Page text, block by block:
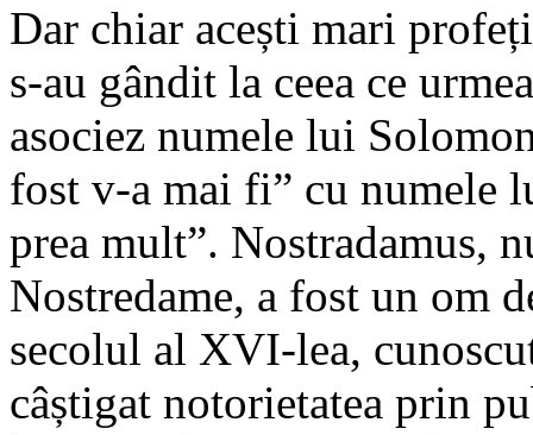
Dar chiar acești mari
s-au gândit la ceea ce
asociez numele lui
fost v-a mai fi” cu numele
prea mult”. Nostradamus,
Nostredame, a fost un om
secolul al XVI-lea,
câștigat notorietatea prin